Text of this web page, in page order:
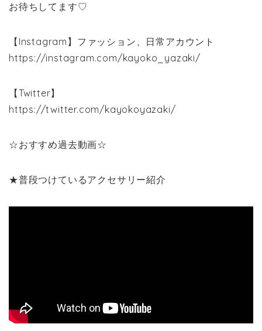
お待ちしてます♡
【Instagram】ファッション、日常アカウント
https://instagram.com/kayoko_yazaki/
【Twitter】
https://twitter.com/kayokoyazaki/
☆おすすめ過去動画☆
★普段つけているアクセサリー紹介